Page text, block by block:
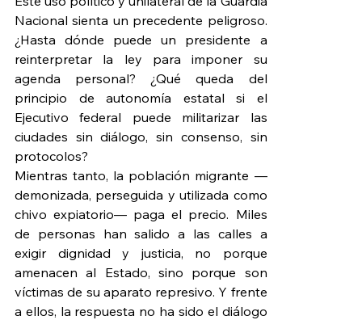
Nacional sienta un precedente peligroso.
¿Hasta dónde puede un presidente a
reinterpretar la ley para imponer su
agenda personal? ¿Qué queda del
principio de autonomía estatal si el
Ejecutivo federal puede militarizar las
ciudades sin diálogo, sin consenso, sin
protocolos?
Mientras tanto, la población migrante —
demonizada, perseguida y utilizada como
chivo expiatorio— paga el precio. Miles
de personas han salido a las calles a
exigir dignidad y justicia, no porque
amenacen al Estado, sino porque son
víctimas de su aparato represivo. Y frente
a ellos, la respuesta no ha sido el diálogo